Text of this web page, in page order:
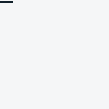
till annan webbplats.
till annan webbplats.